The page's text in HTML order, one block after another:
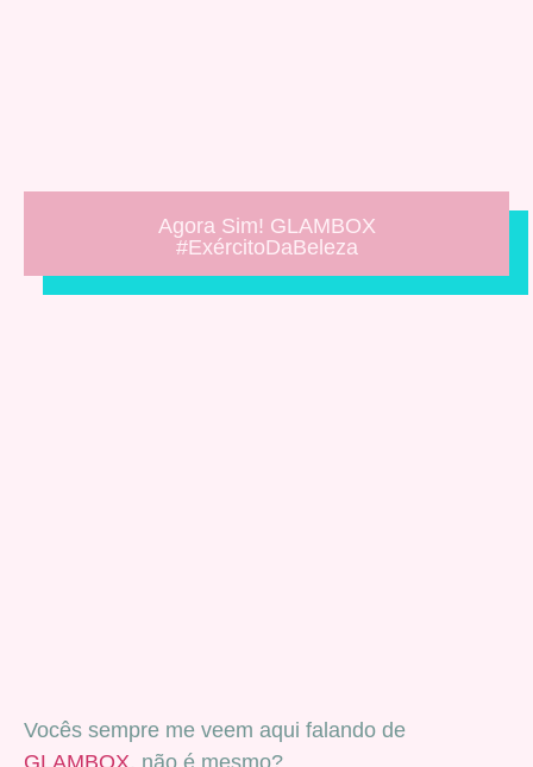
Agora Sim! GLAMBOX
#ExércitoDaBeleza
Vocês sempre me veem aqui falando de